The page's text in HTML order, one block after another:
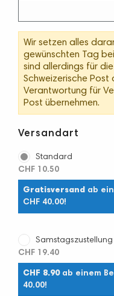
Wir setzen alles
gewünschten Tag
sind allerdings für
Schweizerische Post
Verantwortung für
Post übernehmen.
Versandart
Standard
CHF 10.50
Gratisversand ab
CHF 40.00!
Samstagszustellung
CHF 19.40
CHF 8.90ab einem
40.00!